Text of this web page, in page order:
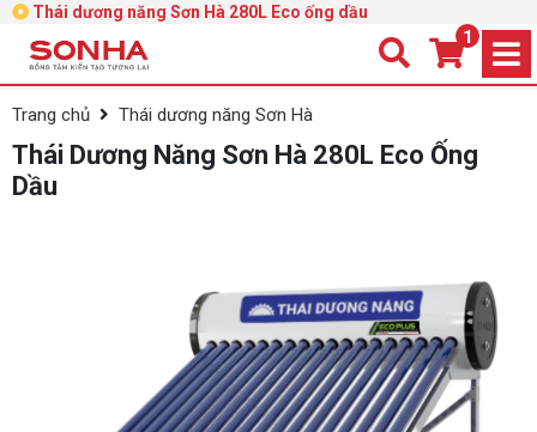
Thái dương năng Sơn Hà 280L Eco ống dầu
1
Trang chủ Thái dương năng Sơn Hà
Thái Dương Năng Sơn Hà 280L Eco Ống
Dầu